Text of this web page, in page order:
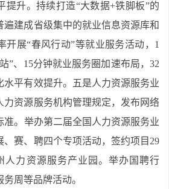
提升。持续打造“大数据+铁脚板”的
遍建成省级集中的就业信息资源库和
开展“春风行动”等就业服务活动，1
”、15分钟就业服务圈加速布局，32
平有效提升。
五是人力资源服务业
力资源服务机构管理规定， 发布网络
准。 举办第二届全国人力资源服务业
、赛、聘四个专项活动，签约项目29
人力资源服务产业园。 举办 国聘行
周等品牌活动。